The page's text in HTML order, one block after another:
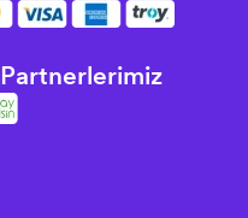
Partnerlerimiz